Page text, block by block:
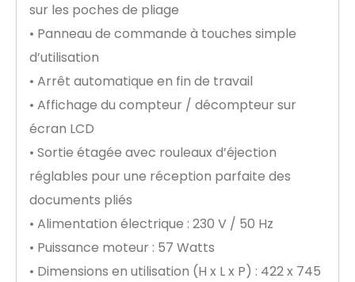
sur les poches de pliage
• Panneau de commande à touches simple
d’utilisation
• Arrêt automatique en fin de travail
• Affichage du compteur / décompteur sur
écran LCD
• Sortie étagée avec rouleaux d’éjection
réglables pour une réception parfaite des
documents pliés
• Alimentation électrique : 230 V / 50 Hz
• Puissance moteur : 57 Watts
• Dimensions en utilisation (H x L x P) : 422 x 745